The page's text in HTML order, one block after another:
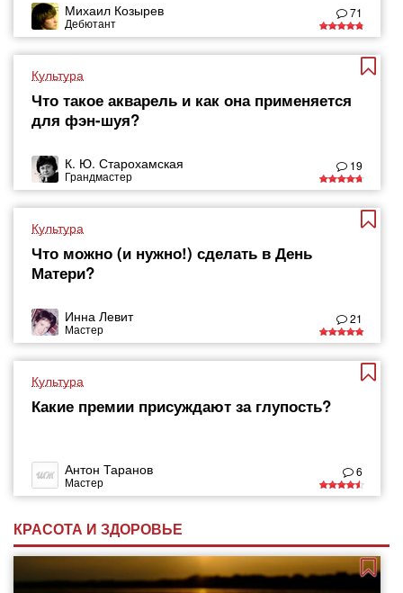
Михаил Козырев
Дебютант
71
Культура
Что такое акварель и как она применяется
для фэн-шуя?
К. Ю. Старохамская
Грандмастер
19
Культура
Что можно (и нужно!) сделать в День
Матери?
Инна Левит
Мастер
21
Культура
Какие премии присуждают за глупость?
Антон Таранов
Мастер
6
КРАСОТА И ЗДОРОВЬЕ